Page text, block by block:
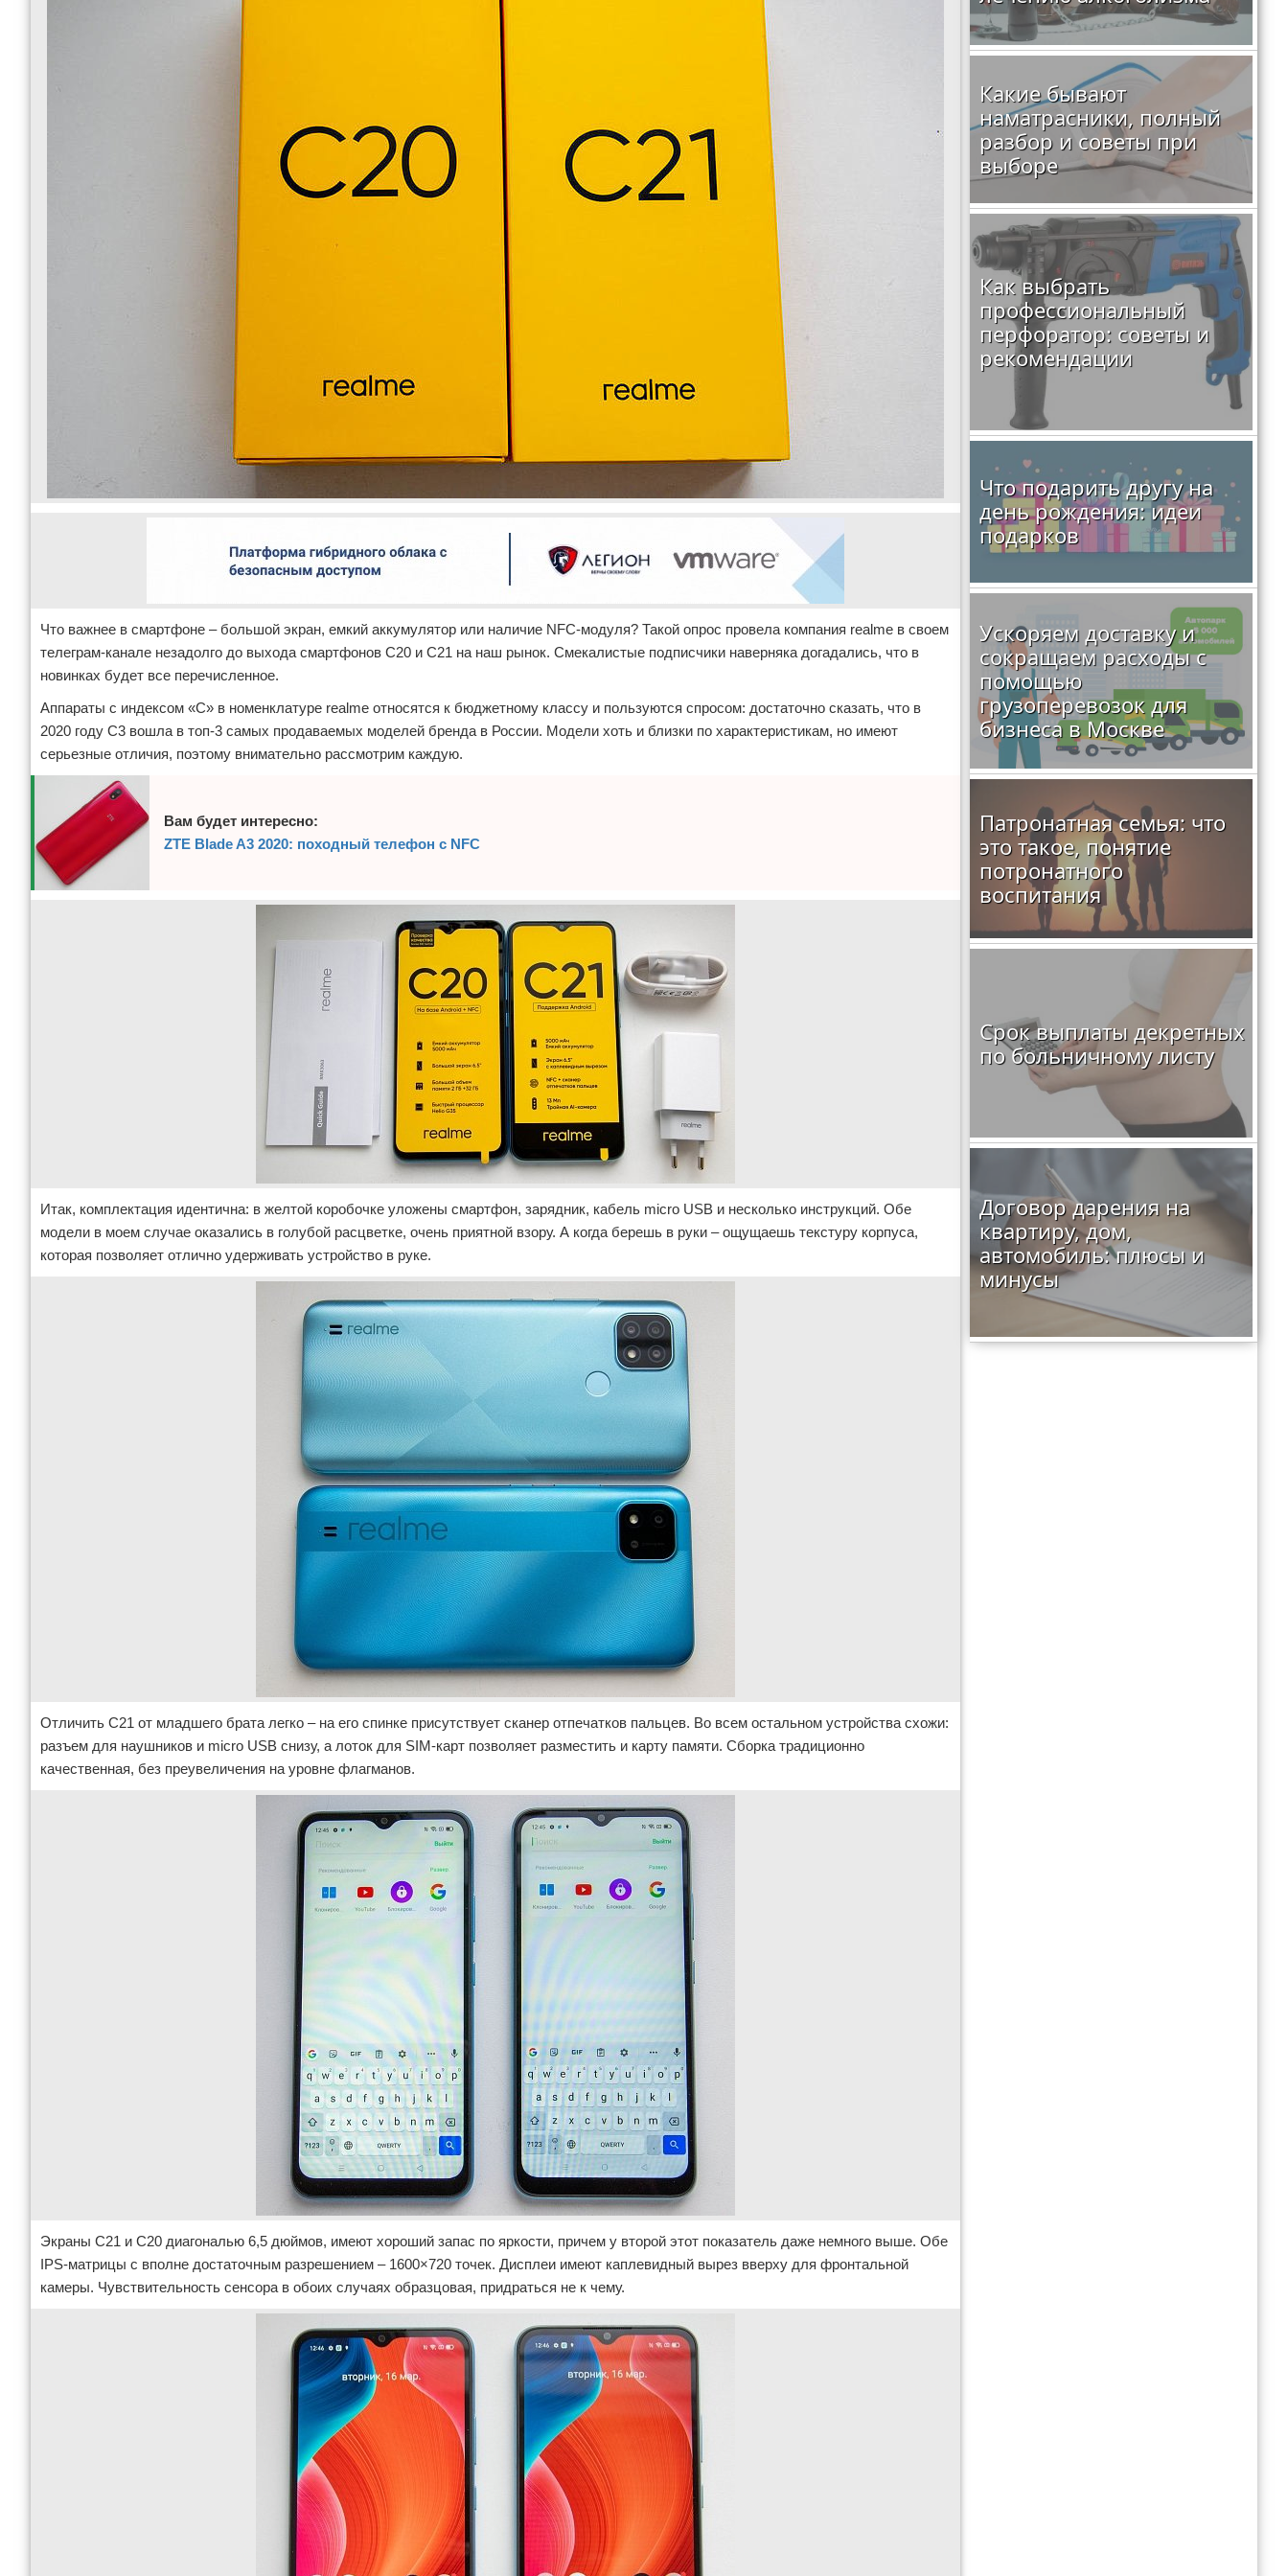
Что важнее в смартфоне – большой экран, емкий аккумулятор или наличие NFC-модуля? Такой опрос провела компания realme в своем
телеграм-канале незадолго до выхода смартфонов C20 и С21 на наш рынок. Смекалистые подписчики наверняка догадались, что в
новинках будет все перечисленное.
Аппараты с индексом «C» в номенклатуре realme относятся к бюджетному классу и пользуются спросом: достаточно сказать, что в
2020 году C3 вошла в топ-3 самых продаваемых моделей бренда в России. Модели хоть и близки по характеристикам, но имеют
серьезные отличия, поэтому внимательно рассмотрим каждую.
Вам будет интересно:
ZTE Blade A3 2020: походный телефон с NFC
Итак, комплектация идентична: в желтой коробочке уложены смартфон, зарядник, кабель micro USB и несколько инструкций. Обе
модели в моем случае оказались в голубой расцветке, очень приятной взору. А когда берешь в руки – ощущаешь текстуру корпуса,
которая позволяет отлично удерживать устройство в руке.
Отличить С21 от младшего брата легко – на его спинке присутствует сканер отпечатков пальцев. Во всем остальном устройства схожи:
разъем для наушников и micro USB снизу, а лоток для SIM-карт позволяет разместить и карту памяти. Сборка традиционно
качественная, без преувеличения на уровне флагманов.
Экраны С21 и С20 диагональю 6,5 дюймов, имеют хороший запас по яркости, причем у второй этот показатель даже немного выше. Обе
IPS-матрицы с вполне достаточным разрешением – 1600×720 точек. Дисплеи имеют каплевидный вырез вверху для фронтальной
камеры. Чувствительность сенсора в обоих случаях образцовая, придраться не к чему.
Какие бывают
наматрасники, полный
разбор и советы при
выборе
Как выбрать
профессиональный
перфоратор: советы и
рекомендации
Что подарить другу на
день рождения: идеи
подарков
Ускоряем доставку и
сокращаем расходы с
помощью
грузоперевозок для
бизнеса в Москве
Патронатная семья: что
это такое, понятие
потронатного
воспитания
Срок выплаты декретных
по больничному листу
Договор дарения на
квартиру, дом,
автомобиль: плюсы и
минусы